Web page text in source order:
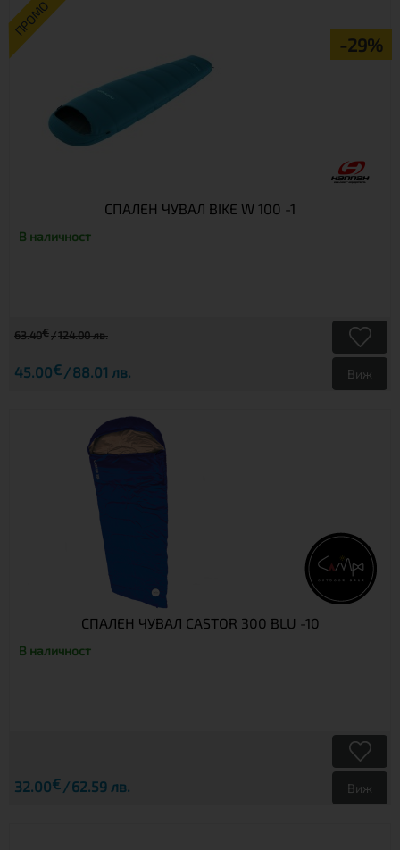
ПРОМО
-29%
СПАЛЕН ЧУВАЛ BIKE W 100 -1
В наличност
63.40€ 124.00 лв.
45.00€ 88.01 лв. Виж
СПАЛЕН ЧУВАЛ CASTOR 300 BLU -10
В наличност
32.00€ 62.59 лв. Виж